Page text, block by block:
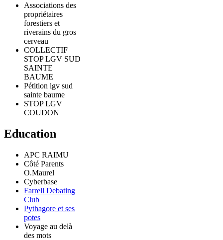
Associations des
propriétaires
forestiers et
riverains du gros
cerveau
COLLECTIF
STOP LGV SUD
SAINTE
BAUME
Pétition lgv sud
sainte baume
STOP LGV
COUDON
Education
APC RAIMU
Côté Parents
O.Maurel
Cyberbase
Farrell Debating
Club
Pythagore et ses
potes
Voyage au delà
des mots